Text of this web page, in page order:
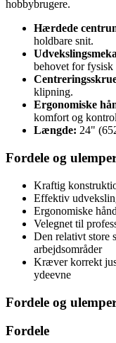
hobbybrugere.
Hærdede
holdbare snit.
behovet for fysisk
klipning.
Ergonomiske
komfort og
Længde: 24"
Fordele og
Kraftig
Effektiv
Ergonomiske
Velegnet til
Den relativt store
arbejdsområder
Kræver korrekt
ydeevne
Fordele og
Fordele